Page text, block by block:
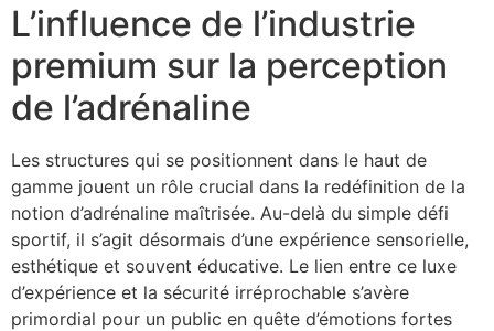
L’influence de l’industrie
premium sur la perception
de l’adrénaline
Les structures qui se positionnent dans le haut de
gamme jouent un rôle crucial dans la redéfinition de la
notion d’adrénaline maîtrisée. Au-delà du simple défi
sportif, il s’agit désormais d’une expérience sensorielle,
esthétique et souvent éducative. Le lien entre ce luxe
d’expérience et la sécurité irréprochable s’avère
primordial pour un public en quête d’émotions fortes